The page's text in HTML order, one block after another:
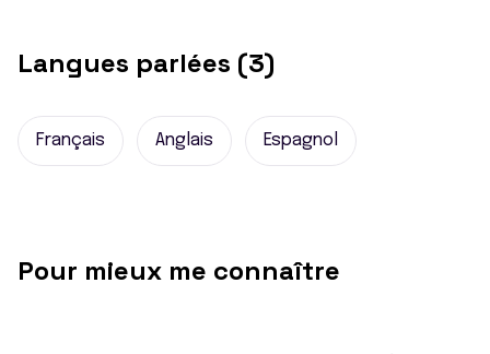
Langues parlées (3)
Français Anglais Espagnol
Pour mieux me connaître